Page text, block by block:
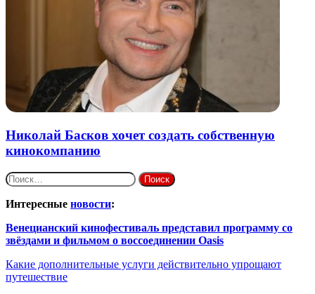
Николай Басков хочет создать собственную
кинокомпанию
Найти:
Интересные новости:
Венецианский кинофестиваль представил программу со
звёздами и фильмом о воссоединении Oasis
Какие дополнительные услуги действительно упрощают
путешествие